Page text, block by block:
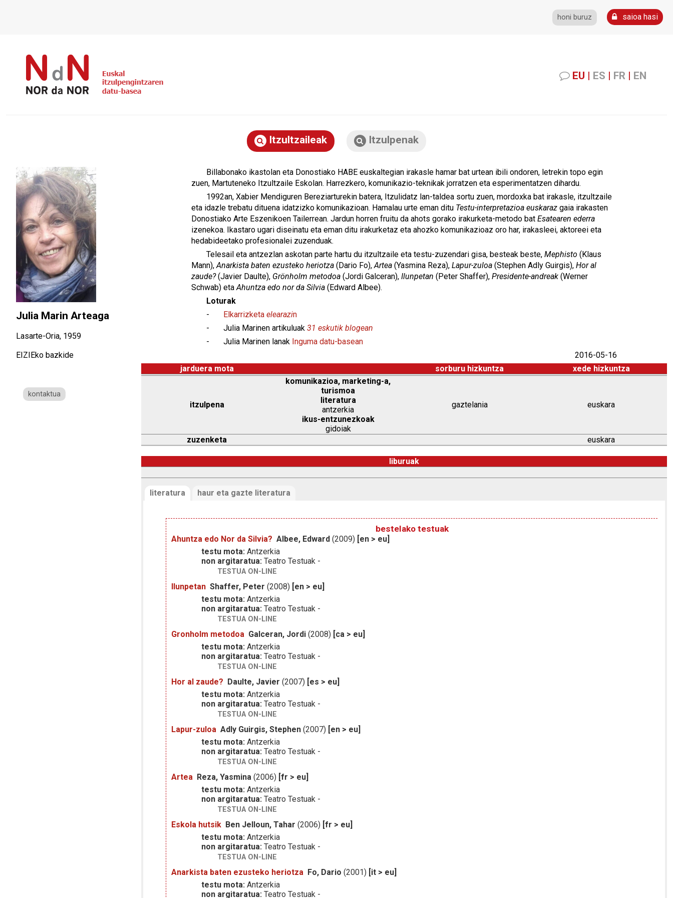
honi buruz saioa hasi
EU | ES | FR | EN
Itzultzaileak Itzulpenak
Julia Marin Arteaga
Lasarte-Oria, 1959
EIZIEko bazkide
kontaktua
Billabonako ikastolan eta Donostiako HABE euskaltegian irakasle hamar bat urtean ibili ondoren, letrekin topo egin
zuen, Martuteneko Itzultzaile Eskolan. Harrezkero, komunikazio-teknikak jorratzen eta esperimentatzen dihardu.
1992an, Xabier Mendiguren Bereziarturekin batera, Itzulidatz lan-taldea sortu zuen, mordoxka bat irakasle, itzultzaile
eta idazle trebatu dituena idatzizko komunikazioan. Hamalau urte eman ditu Testu-interpretazioa euskaraz gaia irakasten
Donostiako Arte Eszenikoen Tailerrean. Jardun horren fruitu da ahots gorako irakurketa-metodo bat Esatearen ederra
izenekoa. Ikastaro ugari diseinatu eta eman ditu irakurketaz eta ahozko komunikazioaz oro har, irakasleei, aktoreei eta
hedabideetako profesionalei zuzenduak.
Telesail eta antzezlan askotan parte hartu du itzultzaile eta testu-zuzendari gisa, besteak beste, Mephisto (Klaus
Mann),Anarkista baten ezusteko heriotza (Dario Fo),Artea (Yasmina Reza), Lapur-zuloa (Stephen Adly Guirgis), Hor al
zaude?(Javier Daulte), Grönholm metodoa (Jordi Galceran), Ilunpetan (Peter Shaffer), Presidente-andreak (Werner
Schwab) etaAhuntza edo nor da Silvia (Edward Albee).
Loturak
- Elkarrizketa elearazin
- Julia Marinen artikuluak 31 eskutik blogean
- Julia Marinen lanak Inguma datu-basean
2016-05-16
jarduera mota
sorburu hizkuntza xede hizkuntza
itzulpena
komunikazioa, marketing-a,
turismoa
literatura
antzerkia
ikus-entzunezkoak
gidoiak
gaztelania euskara
zuzenketa euskara
liburuak
literatura haur eta gazte literatura
bestelako testuak
Ahuntza edo Nor da Silvia? Albee, Edward (2009) [en > eu]
testu mota: Antzerkia
non argitaratua: Teatro Testuak -
TESTUA ON-LINE
Ilunpetan Shaffer, Peter (2008) [en > eu]
testu mota: Antzerkia
non argitaratua: Teatro Testuak -
TESTUA ON-LINE
Gronholm metodoa Galceran, Jordi (2008) [ca > eu]
testu mota: Antzerkia
non argitaratua: Teatro Testuak -
TESTUA ON-LINE
Hor al zaude? Daulte, Javier (2007) [es > eu]
testu mota: Antzerkia
non argitaratua: Teatro Testuak -
TESTUA ON-LINE
Lapur-zuloa Adly Guirgis, Stephen (2007) [en > eu]
testu mota: Antzerkia
non argitaratua: Teatro Testuak -
TESTUA ON-LINE
Artea Reza, Yasmina (2006) [fr > eu]
testu mota: Antzerkia
non argitaratua: Teatro Testuak -
TESTUA ON-LINE
Eskola hutsik Ben Jelloun, Tahar (2006) [fr > eu]
testu mota: Antzerkia
non argitaratua: Teatro Testuak -
TESTUA ON-LINE
Anarkista baten ezusteko heriotza Fo, Dario (2001) [it > eu]
testu mota: Antzerkia
non argitaratua: Teatro Testuak -